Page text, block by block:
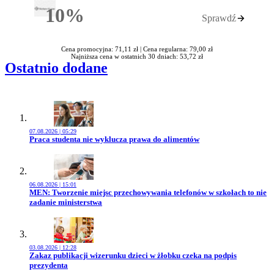
10%Rabatu Sprawdź
Cena promocyjna: 71,11 zł | Cena regularna: 79,00 zł
Najniższa cena w ostatnich 30 dniach: 53,72 zł
Ostatnio dodane
07.08.2026 | 05:29
Przejdź do artykułu:
Praca studenta nie wyklucza prawa do alimentów
06.08.2026 | 15:01
Przejdź do artykułu:
MEN: Tworzenie miejsc przechowywania telefonów w szkołach to nie
zadanie ministerstwa
03.08.2026 | 12:28
Przejdź do artykułu:
Zakaz publikacji wizerunku dzieci w żłobku czeka na podpis
prezydenta